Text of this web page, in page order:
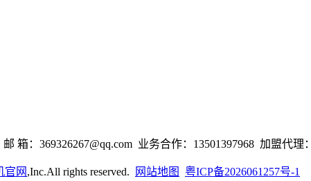
：369326267@qq.com 业务合作：13501397968 加盟代理
官网 ,Inc.All rights reserved. 网站地图 粤ICP备2026061257号-1